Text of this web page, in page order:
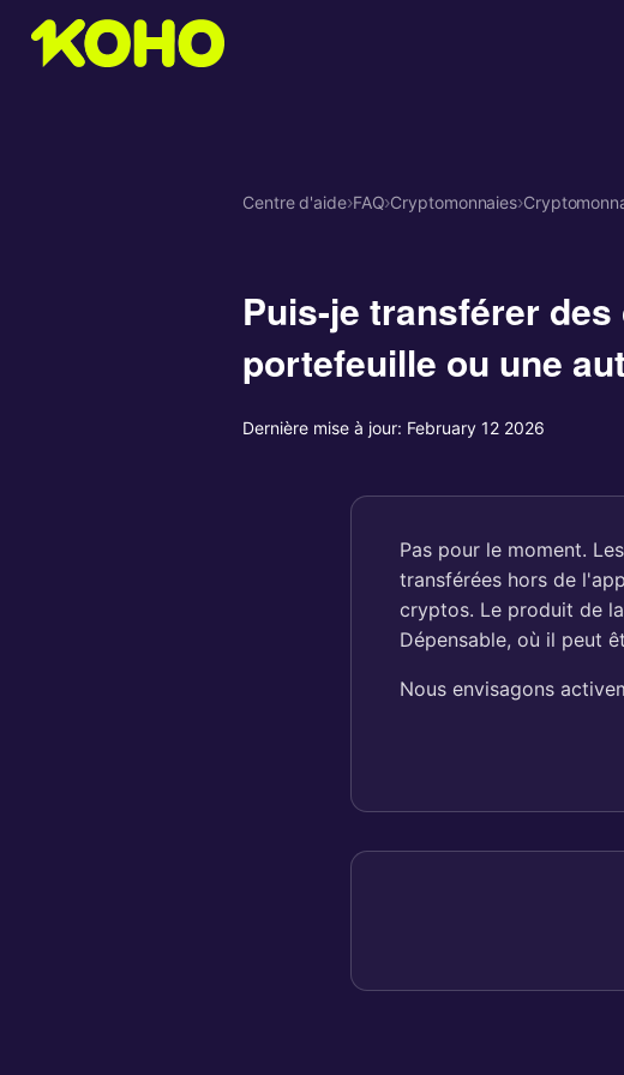
Centre d'aide›FAQ›Cryptomonnaies›
Puis-je transférer
portefeuille ou une
Dernière mise à jour: February 12 2026
Pas pour le moment.
transférées hors de
cryptos. Le produit de
Dépensable, où il peut
Nous envisagons